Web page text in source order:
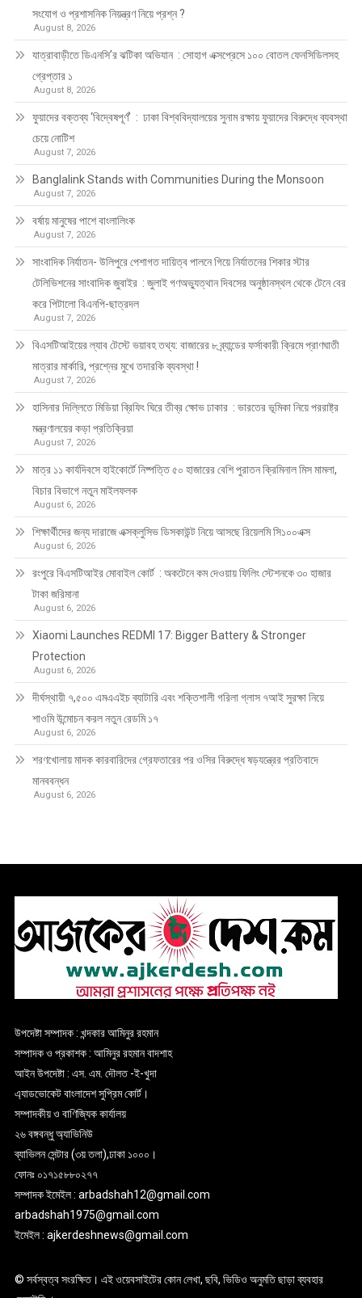
সংযোগ ও প্রশাসনিক নিয়ন্ত্রণ নিয়ে প্রশ্ন ?
August 8, 2026
যাত্রাবাড়ীতে ডিএনসি’র ঝটিকা অভিযান : সোহাগ এক্সপ্রেসে ১০০ বোতল ফেনসিডিলসহ
গ্রেপ্তার ১
August 8, 2026
ফুয়াদের বক্তব্য ‘বিদ্বেষপূর্ণ’ : ঢাকা বিশ্ববিদ্যালয়ের সুনাম রক্ষায় ফুয়াদের বিরুদ্ধে ব্যবস্থা
চেয়ে নোটিশ
August 7, 2026
Banglalink Stands with Communities During the Monsoon
August 7, 2026
বর্ষায় মানুষের পাশে বাংলালিংক
August 7, 2026
সাংবাদিক নির্যাতন- উলিপুরে পেশাগত দায়িত্ব পালনে গিয়ে নির্যাতনের শিকার স্টার
টেলিভিশনের সাংবাদিক জুবাইর : জুলাই গণঅভ্যুত্থান দিবসের অনুষ্ঠানস্থল থেকে টেনে বের
করে পিটালো বিএনপি-ছাত্রদল
August 7, 2026
বিএসটিআইয়ের ল্যাব টেস্টে ভয়াবহ তথ্য: বাজারের ৮ ব্র্যান্ডের ফর্সাকারী ক্রিমে প্রাণঘাতী
মাত্রার মার্কারি, প্রশ্নের মুখে তদারকি ব্যবস্থা !
August 7, 2026
হাসিনার দিল্লিতে মিডিয়া ব্রিফিং ঘিরে তীব্র ক্ষোভ ঢাকার : ভারতের ভূমিকা নিয়ে পররাষ্ট্র
মন্ত্রণালয়ের কড়া প্রতিক্রিয়া
August 7, 2026
মাত্র ১১ কার্যদিবসে হাইকোর্টে নিষ্পত্তি ৫০ হাজারের বেশি পুরাতন ক্রিমিনাল মিস মামলা,
বিচার বিভাগে নতুন মাইলফলক
August 6, 2026
শিক্ষার্থীদের জন্য দারাজে এক্সক্লুসিভ ডিসকাউন্ট নিয়ে আসছে রিয়েলমি সি১০০এক্স
August 6, 2026
রংপুরে বিএসটিআইর মোবাইল কোর্ট : অকটেনে কম দেওয়ায় ফিলিং স্টেশনকে ৩০ হাজার
টাকা জরিমানা
August 6, 2026
Xiaomi Launches REDMI 17: Bigger Battery & Stronger
Protection
August 6, 2026
দীর্ঘস্থায়ী ৭,৫০০ এমএএইচ ব্যাটারি এবং শক্তিশালী গরিলা গ্লাস ৭আই সুরক্ষা নিয়ে
শাওমি উন্মোচন করল নতুন রেডমি ১৭
August 6, 2026
শরণখোলায় মাদক কারবারিদের গ্রেফতারের পর ওসির বিরুদ্ধে ষড়যন্ত্রের প্রতিবাদে
মানববন্ধন
August 6, 2026
উপদেষ্টা সম্পাদক : খন্দকার আমিনুর রহমান
সম্পাদক ও প্রকাশক : আমিনুর রহমান বাদশাহ
আইন উপদেষ্টা : এস. এম. দৌলত -ই-খুদা
এ্যাডভোকেট বাংলাদেশ সুপ্রিম কোর্ট।
সম্পাদকীয় ও বাণিজ্যিক কার্যালয়
২৬ বঙ্গবন্ধু অ্যাভিনিউ
ব্যাভিলন সেন্টার (৩য় তলা),ঢাকা ১০০০।
ফোনঃ ০১৭১৫৮৮০২৭৭
সম্পাদক ইমেইল : arbadshah12@gmail.com
arbadshah1975@gmail.com
ইমেইল : ajkerdeshnews@gmail.com
© সর্বস্বত্ব সংরক্ষিত। এই ওয়েবসাইটের কোন লেখা, ছবি, ভিডিও অনুমতি ছাড়া ব্যবহার